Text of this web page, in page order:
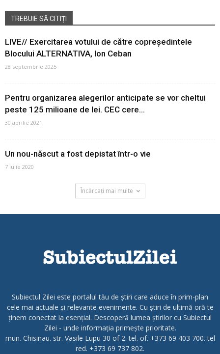
TREBUIE SĂ CITIȚI
LIVE// Exercitarea votului de către copreședintele
Blocului ALTERNATIVA, Ion Ceban
28 septembrie 2025
Pentru organizarea alegerilor anticipate se vor cheltui
peste 125 milioane de lei. CEC cere...
30 aprilie 2021
Un nou-născut a fost depistat într-o vie
7 iulie 2020
Încărcați mai multe
Subiectul Zilei este portalul tău de știri care aduce în prim-plan
cele mai actuale și relevante evenimente. Cu știri de ultimă oră te
ținem conectat la esențial. Descoperă lumea știrilor cu Subiectul
Zilei - unde informația primește prioritate.
mun. Chisinau. str. Vasile Lupu 30 of 2. tel. of. +373 69 403 700. tel
red. +373 69 737 802.